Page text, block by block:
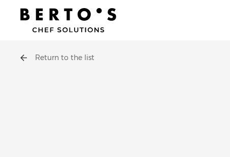
Return to the list